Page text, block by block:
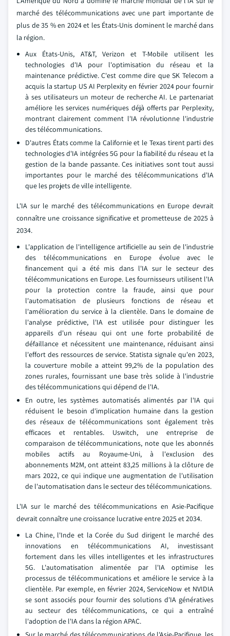
marché des télécommunications avec une part importante de
plus de 35 % en 2024 et les États-Unis dominent le marché dans
la région.
Aux États-Unis, AT&T, Verizon et T-Mobile utilisent les
technologies d'IA pour l'optimisation du réseau et la
maintenance prédictive. C'est comme dire que SK Telecom a
acquis la startup US AI Perplexity en février 2024 pour fournir
à ses utilisateurs un moteur de recherche AI. Le partenariat
améliore les services numériques déjà offerts par Perplexity,
montrant clairement comment l'IA révolutionne l'industrie
des télécommunications.
D'autres États comme la Californie et le Texas tirent parti des
technologies d'IA intégrées 5G pour la fiabilité du réseau et la
gestion de la bande passante. Ces initiatives sont tout aussi
importantes pour le marché des télécommunications d'IA
que les projets de ville intelligente.
L'IA sur le marché des télécommunications en Europe devrait
connaître une croissance significative et prometteuse de 2025 à
2034.
L'application de l'intelligence artificielle au sein de l'industrie
des télécommunications en Europe évolue avec le
financement qui a été mis dans l'IA sur le secteur des
télécommunications en Europe. Les fournisseurs utilisent l'IA
pour la protection contre la fraude, ainsi que pour
l'automatisation de plusieurs fonctions de réseau et
l'amélioration du service à la clientèle. Dans le domaine de
l'analyse prédictive, l'IA est utilisée pour distinguer les
appareils d'un réseau qui ont une forte probabilité de
défaillance et nécessitent une maintenance, réduisant ainsi
l'effort des ressources de service. Statista signale qu'en 2023,
la couverture mobile a atteint 99,2% de la population des
zones rurales, fournissant une base très solide à l'industrie
des télécommunications qui dépend de l'IA.
En outre, les systèmes automatisés alimentés par l'IA qui
réduisent le besoin d'implication humaine dans la gestion
des réseaux de télécommunications sont également très
efficaces et rentables. Uswitch, une entreprise de
comparaison de télécommunications, note que les abonnés
mobiles actifs au Royaume-Uni, à l'exclusion des
abonnements M2M, ont atteint 83,25 millions à la clôture de
mars 2022, ce qui indique une augmentation de l'utilisation
de l'automatisation dans le secteur des télécommunications.
L'IA sur le marché des télécommunications en Asie-Pacifique
devrait connaître une croissance lucrative entre 2025 et 2034.
La Chine, l'Inde et la Corée du Sud dirigent le marché des
innovations en télécommunications AI, investissant
fortement dans les villes intelligentes et les infrastructures
5G. L'automatisation alimentée par l'IA optimise les
processus de télécommunications et améliore le service à la
clientèle. Par exemple, en février 2024, ServiceNow et NVIDIA
se sont associés pour fournir des solutions d'IA génératives
au secteur des télécommunications, ce qui a entraîné
l'adoption de l'IA dans la région APAC.